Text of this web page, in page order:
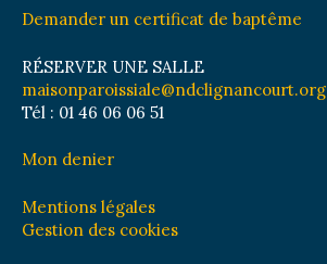
Demander un certificat de baptême
RÉSERVER UNE SALLE
maisonparoissiale@ndclignancourt.org
Tél : 01 46 06 06 51
Mon denier
Mentions légales
Gestion des cookies